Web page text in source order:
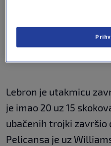
Lebron je utakmicu
je imao 20 uz 15
ubačenih trojki završio
Pelicansa je uz